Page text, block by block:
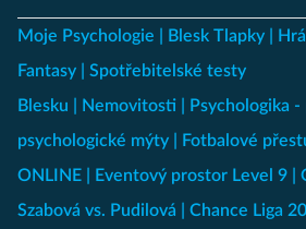
Moje Psychologie Blesk Tlapky
Fantasy
Spotřebitelské testy
Blesku
Nemovitosti
Psychologika
psychologické mýty
Fotbalové
ONLINE
Eventový prostor Level 9
Szabová vs. Pudilová
Chance Liga